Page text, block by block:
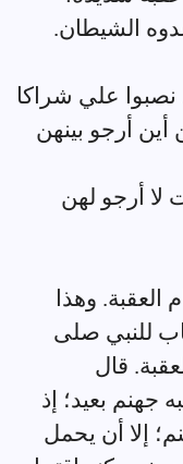
الشيطان.
نصبوا علي شراكا
أين أرجو بينهن
لا أرجو لهن
وهذا
للنبي صلى
قال
جهنم بعيد؛ إذ
إلا أن يحمل